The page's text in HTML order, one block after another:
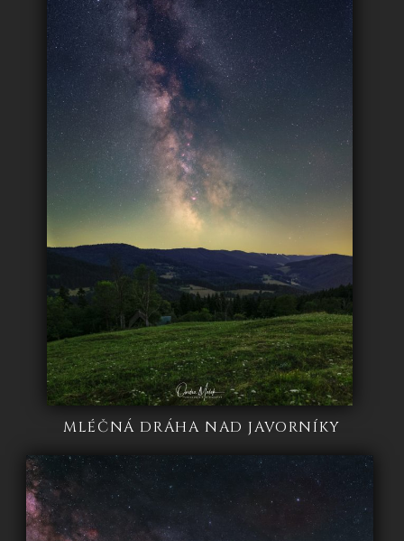
MLÉČNÁ DRÁHA NAD JAVORNÍKY